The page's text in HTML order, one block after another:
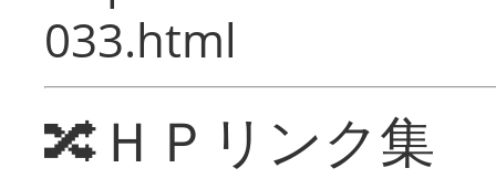
033.html
🔀ＨＰリンク集